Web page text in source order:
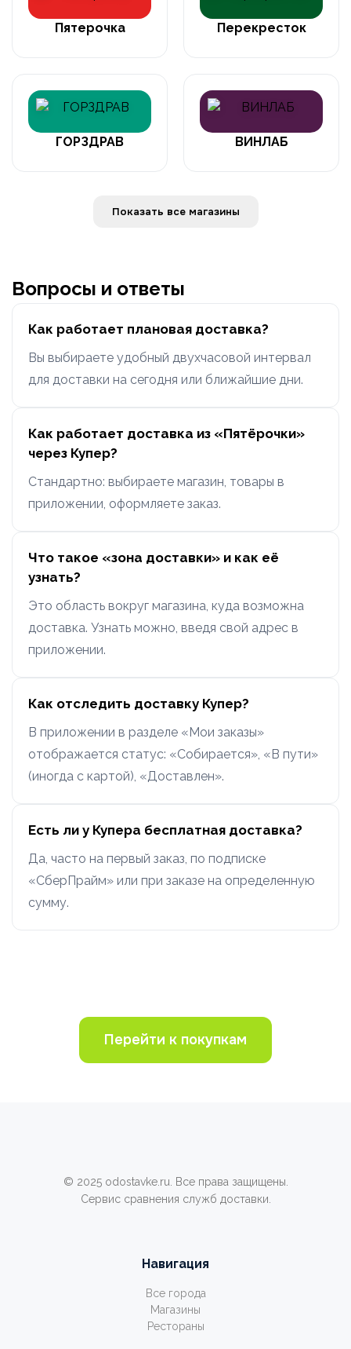
Пятерочка Перекресток
ГОРЗДРАВ ВИНЛАБ
Показать все магазины
Вопросы и ответы
Как работает плановая доставка?
Вы выбираете удобный двухчасовой интервал
для доставки на сегодня или ближайшие дни.
Как работает доставка из «Пятёрочки»
через Купер?
Стандартно: выбираете магазин, товары в
приложении, оформляете заказ.
Что такое «зона доставки» и как её
узнать?
Это область вокруг магазина, куда возможна
доставка. Узнать можно, введя свой адрес в
приложении.
Как отследить доставку Купер?
В приложении в разделе «Мои заказы»
отображается статус: «Собирается», «В пути»
(иногда с картой), «Доставлен».
Есть ли у Купера бесплатная доставка?
Да, часто на первый заказ, по подписке
«СберПрайм» или при заказе на определенную
сумму.
Перейти к покупкам
© 2025 odostavke.ru. Все права защищены.
Сервис сравнения служб доставки.
Навигация
Все города
Магазины
Рестораны